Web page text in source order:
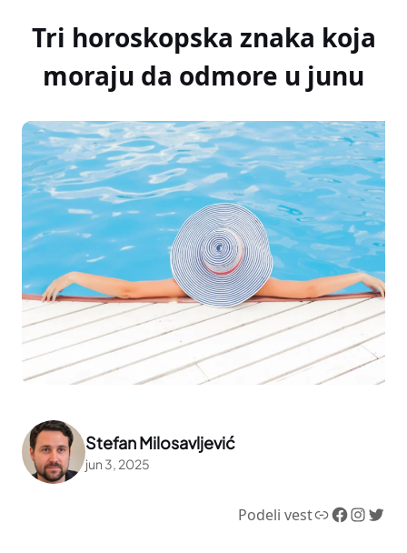
Tri horoskopska znaka koja
moraju da odmore u junu
Stefan Milosavljević
jun 3, 2025
Podeli vestLink Facebook InstagramTwitter